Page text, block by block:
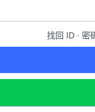
找回 ID ∙ 密